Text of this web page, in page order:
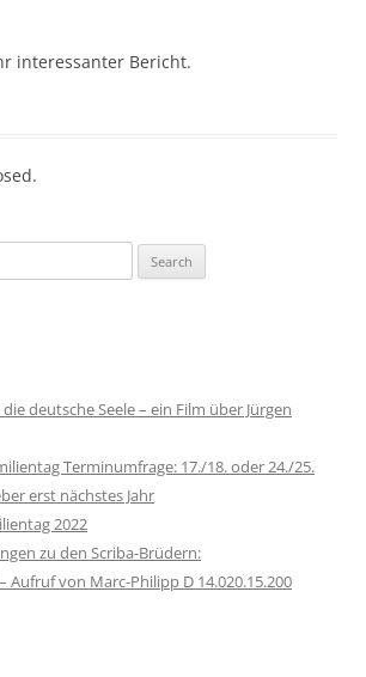
interessanter Bericht.
deutsche Seele – ein Film über Jürgen
Terminumfrage: 17./18. oder 24./25.
erst nächstes Jahr
2022
zu den Scriba-Brüdern:
Aufruf von Marc-Philipp D 14.020.15.200